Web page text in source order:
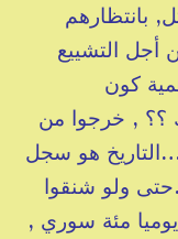
بانتظارهم
أجل التشييع
كون
؟؟ , خرجوا من
…التاريخ هو سجل
ولو شنقوا
يوميا مئة سوري ,